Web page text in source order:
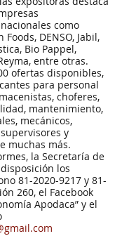
como
DENSO, Jabil,
Bio Pappel,
entre otras.
ofertas disponibles,
para personal
choferes,
mantenimiento,
mecánicos,
y
muchas más.
la Secretaría de
los
81-2020-9217 y 81-
260, el Facebook
Apodaca” y el